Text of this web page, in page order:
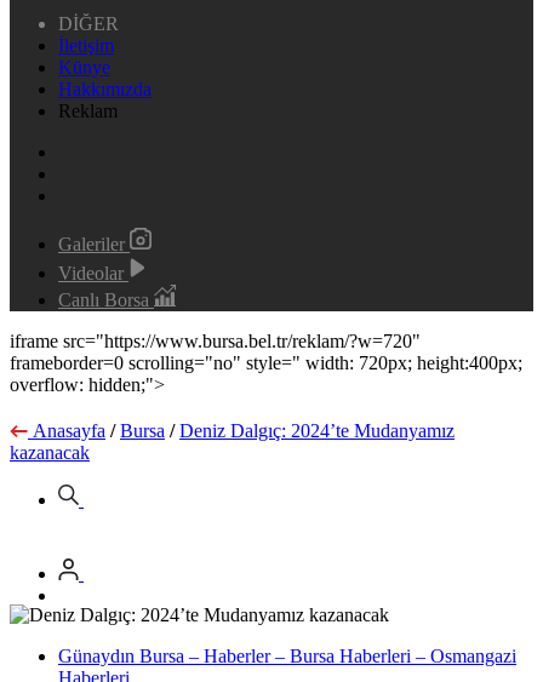
DİĞER
İletişim
Künye
Hakkımızda
Reklam
Galeriler
Videolar
Canlı Borsa
iframe src="https://www.bursa.bel.tr/reklam/?w=720"
frameborder=0 scrolling="no" style=" width: 720px; height:400px;
overflow: hidden;">
Anasayfa / Bursa / Deniz Dalgıç: 2024’te Mudanyamız
kazanacak
Günaydın Bursa – Haberler – Bursa Haberleri – Osmangazi
Haberleri